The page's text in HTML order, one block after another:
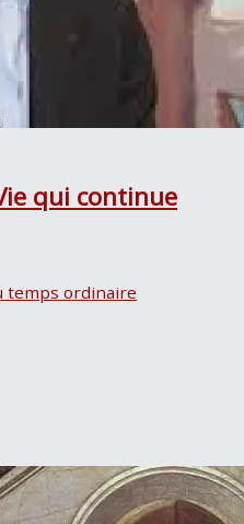
qui continue
temps ordinaire